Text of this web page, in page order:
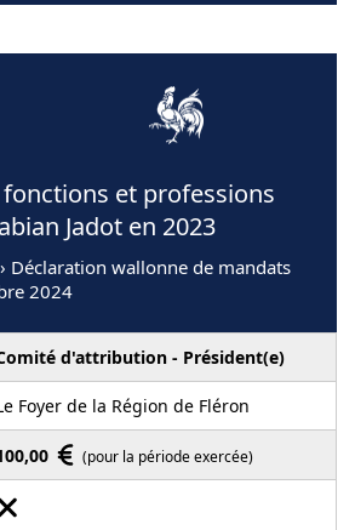
et professions
Jadot en 2023
Déclaration wallonne de mandats
2024
d'attribution - Président(e)
Foyer de la Région de Fléron
(pour la période exercée)